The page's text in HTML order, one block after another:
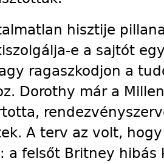
hisztije
e a sajtót
ragaszkodjon a
Dorothy már a
A terv az volt,
a felsőt Britney